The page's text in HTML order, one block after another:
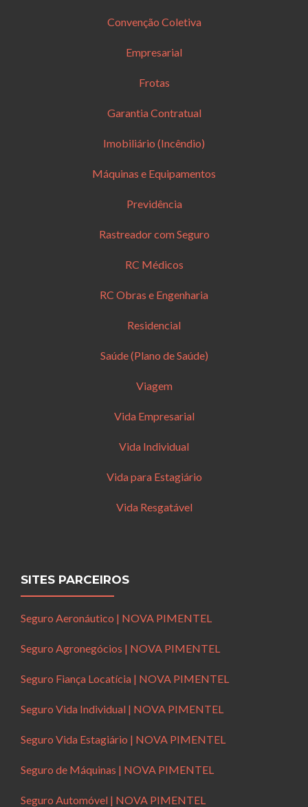
Convenção Coletiva
Empresarial
Frotas
Garantia Contratual
Imobiliário (Incêndio)
Máquinas e Equipamentos
Previdência
Rastreador com Seguro
RC Médicos
RC Obras e Engenharia
Residencial
Saúde (Plano de Saúde)
Viagem
Vida Empresarial
Vida Individual
Vida para Estagiário
Vida Resgatável
SITES PARCEIROS
Seguro Aeronáutico | NOVA PIMENTEL
Seguro Agronegócios | NOVA PIMENTEL
Seguro Fiança Locatícia | NOVA PIMENTEL
Seguro Vida Individual | NOVA PIMENTEL
Seguro Vida Estagiário | NOVA PIMENTEL
Seguro de Máquinas | NOVA PIMENTEL
Seguro Automóvel | NOVA PIMENTEL